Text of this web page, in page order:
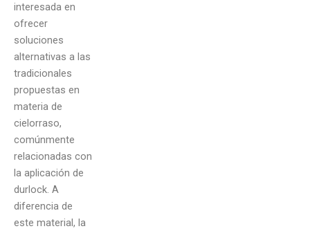
interesada en
ofrecer
soluciones
alternativas a las
tradicionales
propuestas en
materia de
cielorraso,
comúnmente
relacionadas con
la aplicación de
durlock. A
diferencia de
este material, la